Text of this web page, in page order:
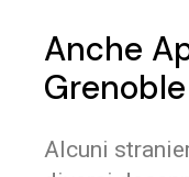
Anche
Grenoble
Alcuni